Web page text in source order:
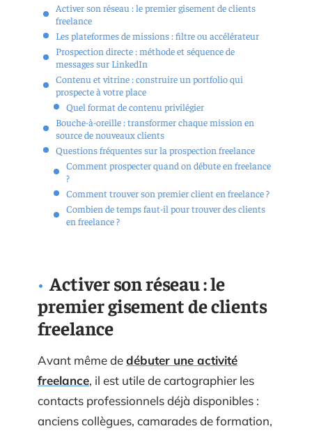
Activer son réseau : le premier gisement de clients
freelance
Les plateformes de missions : filtre ou accélérateur
Prospection directe : méthode et séquence de
messages sur LinkedIn
Contenu et vitrine : construire un portfolio qui
prospecte à votre place
Quel format de contenu privilégier
Bouche-à-oreille : transformer chaque mission en
source de nouveaux clients
Questions fréquentes sur la prospection freelance
Comment prospecter quand on débute en freelance
?
Comment trouver son premier client en freelance ?
Combien de temps faut-il pour trouver des clients
en freelance ?
Activer son réseau : le
premier gisement de clients
freelance
Avant même dedébuter une activité
freelance, il est utile de cartographier les
contacts professionnels déjà disponibles :
anciens collègues, camarades de formation,